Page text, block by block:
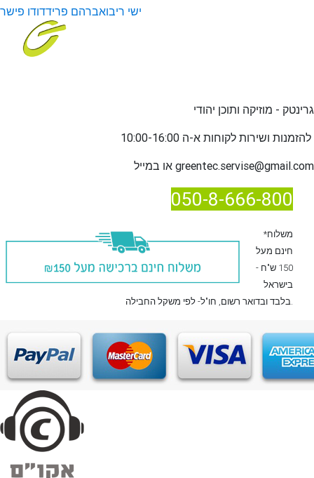
ישי ריבואברהם פרידדודו פישר
גרינטק - מוזיקה ותוכן יהודי
להזמנות ו
greentec.servise@gmail.com
050-8-666-800
*משלוח
חינם מעל
150 ש"ח -
בישראל
בלבדובדואר רשום , חו"ל- לפי משקל החבילה.